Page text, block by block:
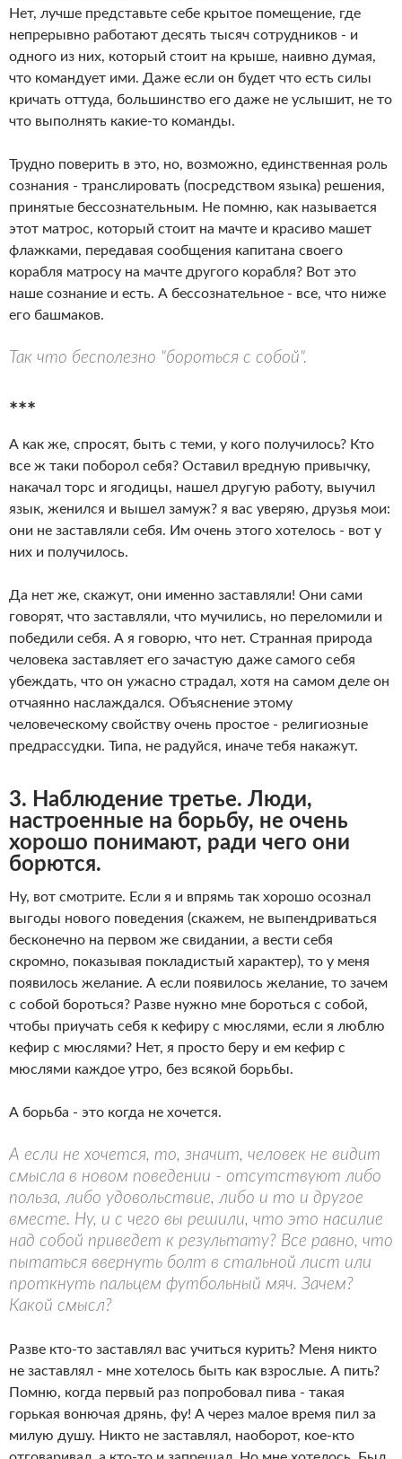
Нет, лучше представьте себе крытое помещение, где
непрерывно работают десять тысяч сотрудников - и
одного из них, который стоит на крыше, наивно думая,
что командует ими. Даже если он будет что есть силы
кричать оттуда, большинство его даже не услышит, не то
что выполнять какие-то команды.
Трудно поверить в это, но, возможно, единственная роль
сознания - транслировать (посредством языка) решения,
принятые бессознательным. Не помню, как называется
этот матрос, который стоит на мачте и красиво машет
флажками, передавая сообщения капитана своего
корабля матросу на мачте другого корабля? Вот это
наше сознание и есть. А бессознательное - все, что ниже
его башмаков.
Так что бесполезно "бороться с собой".
***
А как же, спросят, быть с теми, у кого получилось? Кто
все ж таки поборол себя? Оставил вредную привычку,
накачал торс и ягодицы, нашел другую работу, выучил
язык, женился и вышел замуж? я вас уверяю, друзья мои:
они не заставляли себя. Им очень этого хотелось - вот у
них и получилось.
Да нет же, скажут, они именно заставляли! Они сами
говорят, что заставляли, что мучились, но переломили и
победили себя. А я говорю, что нет. Странная природа
человека заставляет его зачастую даже самого себя
убеждать, что он ужасно страдал, хотя на самом деле он
отчаянно наслаждался. Объяснение этому
человеческому свойству очень простое - религиозные
предрассудки. Типа, не радуйся, иначе тебя накажут.
3. Наблюдение третье. Люди,
настроенные на борьбу, не очень
хорошо понимают, ради чего они
борются.
Ну, вот смотрите. Если я и впрямь так хорошо осознал
выгоды нового поведения (скажем, не выпендриваться
бесконечно на первом же свидании, а вести себя
скромно, показывая покладистый характер), то у меня
появилось желание. А если появилось желание, то зачем
с собой бороться? Разве нужно мне бороться с собой,
чтобы приучать себя к кефиру с мюслями, если я люблю
кефир с мюслями? Нет, я просто беру и ем кефир с
мюслями каждое утро, без всякой борьбы.
А борьба - это когда не хочется.
А если не хочется, то, значит, человек не видит
смысла в новом поведении - отсутствуют либо
польза, либо удовольствие, либо и то и другое
вместе. Ну, и с чего вы решили, что это насилие
над собой приведет к результату? Все равно, что
пытаться ввернуть болт в стальной лист или
проткнуть пальцем футбольный мяч. Зачем?
Какой смысл?
Разве кто-то заставлял вас учиться курить? Меня никто
не заставлял - мне хотелось быть как взрослые. А пить?
Помню, когда первый раз попробовал пива - такая
горькая вонючая дрянь, фу! А через малое время пил за
милую душу. Никто не заставлял, наоборот, кое-кто